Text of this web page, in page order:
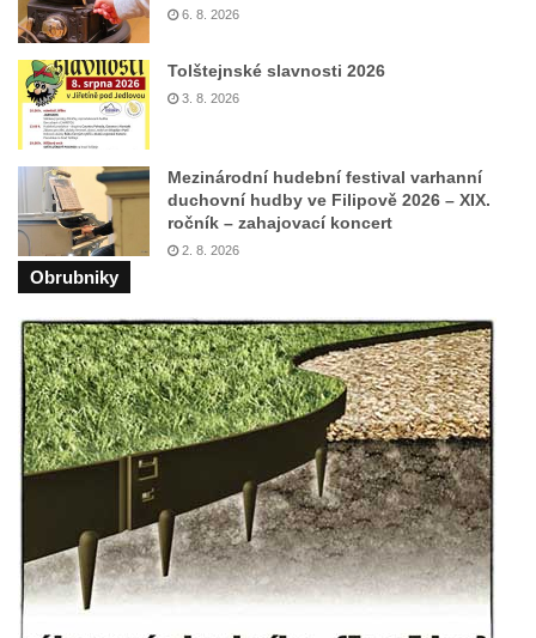
6. 8. 2026
Tolštejnské slavnosti 2026
3. 8. 2026
Mezinárodní hudební festival varhanní
duchovní hudby ve Filipově 2026 – XIX.
ročník – zahajovací koncert
2. 8. 2026
Obrubniky